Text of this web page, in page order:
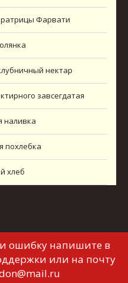
Фарвати
нектар
завсегдатая
наливка
похлебка
хлеб
ошибку напишите в
или на почту